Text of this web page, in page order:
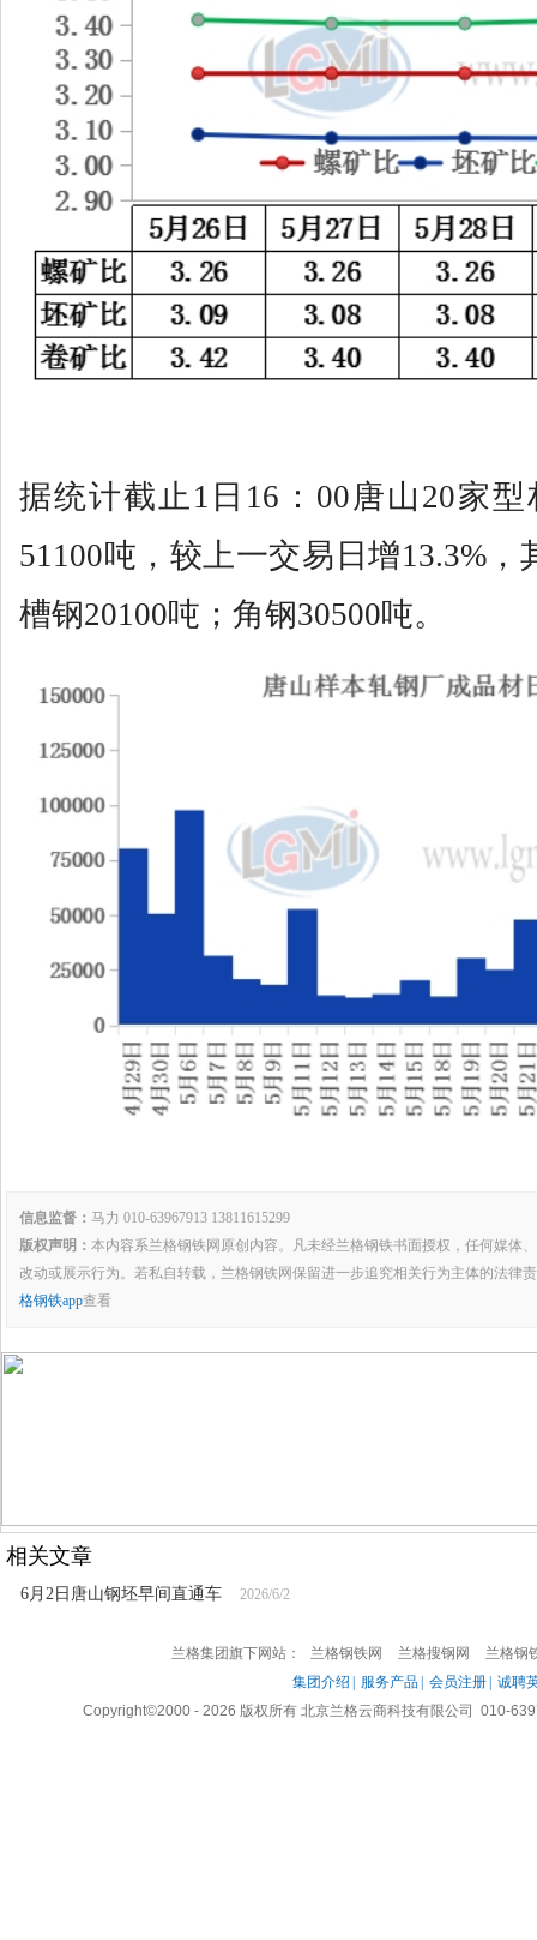
据统计截止1日16：00唐山20家
51100吨，较上一交易日增13.3%，
槽钢20100吨；角钢30500吨。
信息监督： 马力 010-63967913 13811615299
版权声明： 本内容系兰格钢铁网原创内容。凡未经兰格钢铁书面授权，任何媒体
改动或展示行为。若私自转载，兰格钢铁网保留进一步追究相关行为主体的法律
格钢铁app查看
相关文章
6月2日唐山钢坯早间直通车 2026/6/2